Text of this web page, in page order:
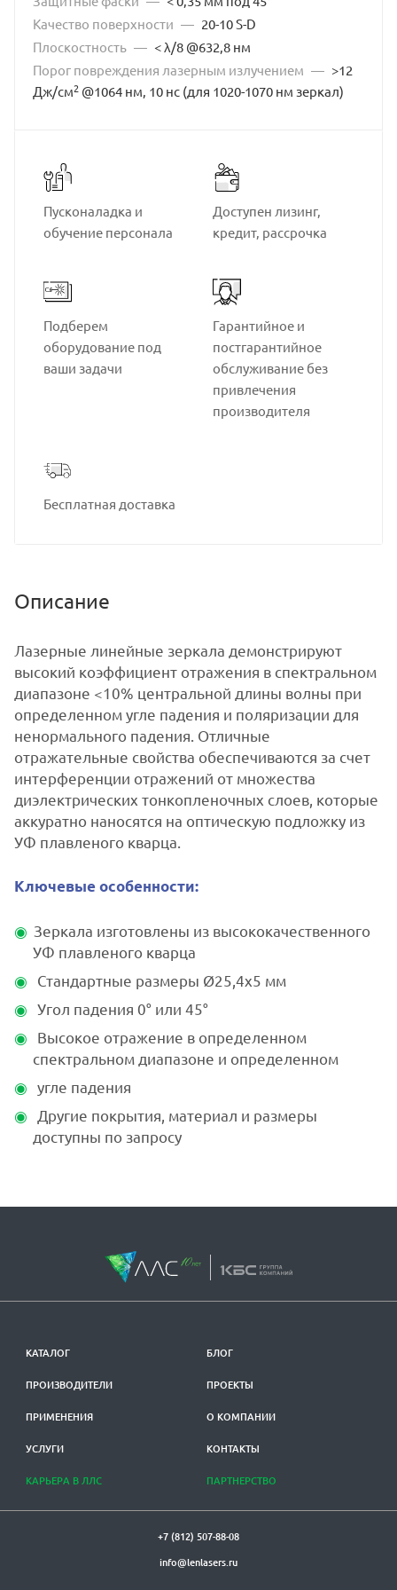
720-840 740-880 770-830 780
800-950 820-930 820-936
Качество поверхности — 20-10 S-D
Плоскостность — < λ/8 @632,8 нм
Порог повреждения лазерным излучением — >12
Дж/см2 @1064 нм, 10 нс (для 1020-1070 нм зеркал)
Пусконаладка и
обучение персонала
Доступен лизинг,
кредит, рассрочка
Подберем
оборудование под
ваши задачи
Гарантийное и
постгарантийное
обслуживание без
привлечения
производителя
Бесплатная доставка
Описание
Лазерные линейные зеркала демонстрируют
высокий коэффициент отражения в спектральном
диапазоне <10% центральной длины волны при
определенном угле падения и поляризации для
ненормального падения. Отличные
отражательные свойства обеспечиваются за счет
интерференции отражений от множества
диэлектрических тонкопленочных слоев, которые
аккуратно наносятся на оптическую подложку из
УФ плавленого кварца.
Ключевые особенности:
Зеркала изготовлены из высококачественного
УФ плавленого кварца
Стандартные размеры Ø25,4x5 мм
Угол падения 0° или 45°
Высокое отражение в определенном
спектральном диапазоне и определенном
угле падения
Другие покрытия, материал и размеры
доступны по запросу
КАТАЛОГ
ПРОИЗВОДИТЕЛИ
ПРИМЕНЕНИЯ
УСЛУГИ
КАРЬЕРА В ЛЛС
БЛОГ
ПРОЕКТЫ
О КОМПАНИИ
КОНТАКТЫ
ПАРТНЕРСТВО
+7 (812) 507-88-08
info@lenlasers.ru